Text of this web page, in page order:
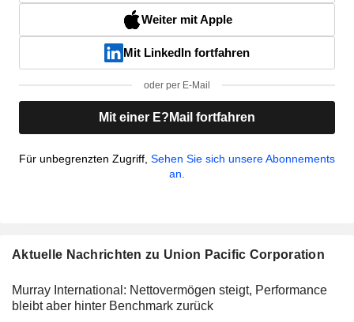
Weiter mit Apple
Mit LinkedIn fortfahren
oder per E-Mail
Mit einer E?Mail fortfahren
Für unbegrenzten Zugriff, Sehen Sie sich unsere Abonnements
an.
Aktuelle Nachrichten zu Union Pacific Corporation
Murray International: Nettovermögen steigt, Performance
bleibt aber hinter Benchmark zurück